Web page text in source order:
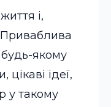
і,
будь-якому
ідеї,
у такому